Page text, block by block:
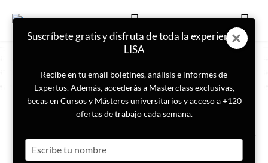
ETIQUETA
Fondos reservados
Fondos reservados en España:
origen, uso y control
Suscríbete gratis y disfruta de toda la experiencia
LISA
Recibe en tu email boletines, análisis e informes de
Expertos. Además, accederás a Masterclass exclusivas,
becas en Cursos y Másteres universitarios y acceso a +120
ofertas de trabajo cada semana.
your